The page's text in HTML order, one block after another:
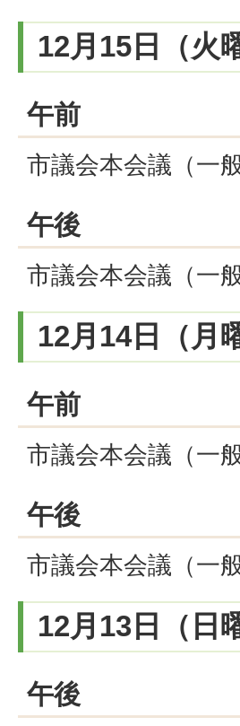
12月15日（火
午前
市議会本会議（一
午後
市議会本会議（一
12月14日（月
午前
市議会本会議（一
午後
市議会本会議（一
12月13日（日
午後